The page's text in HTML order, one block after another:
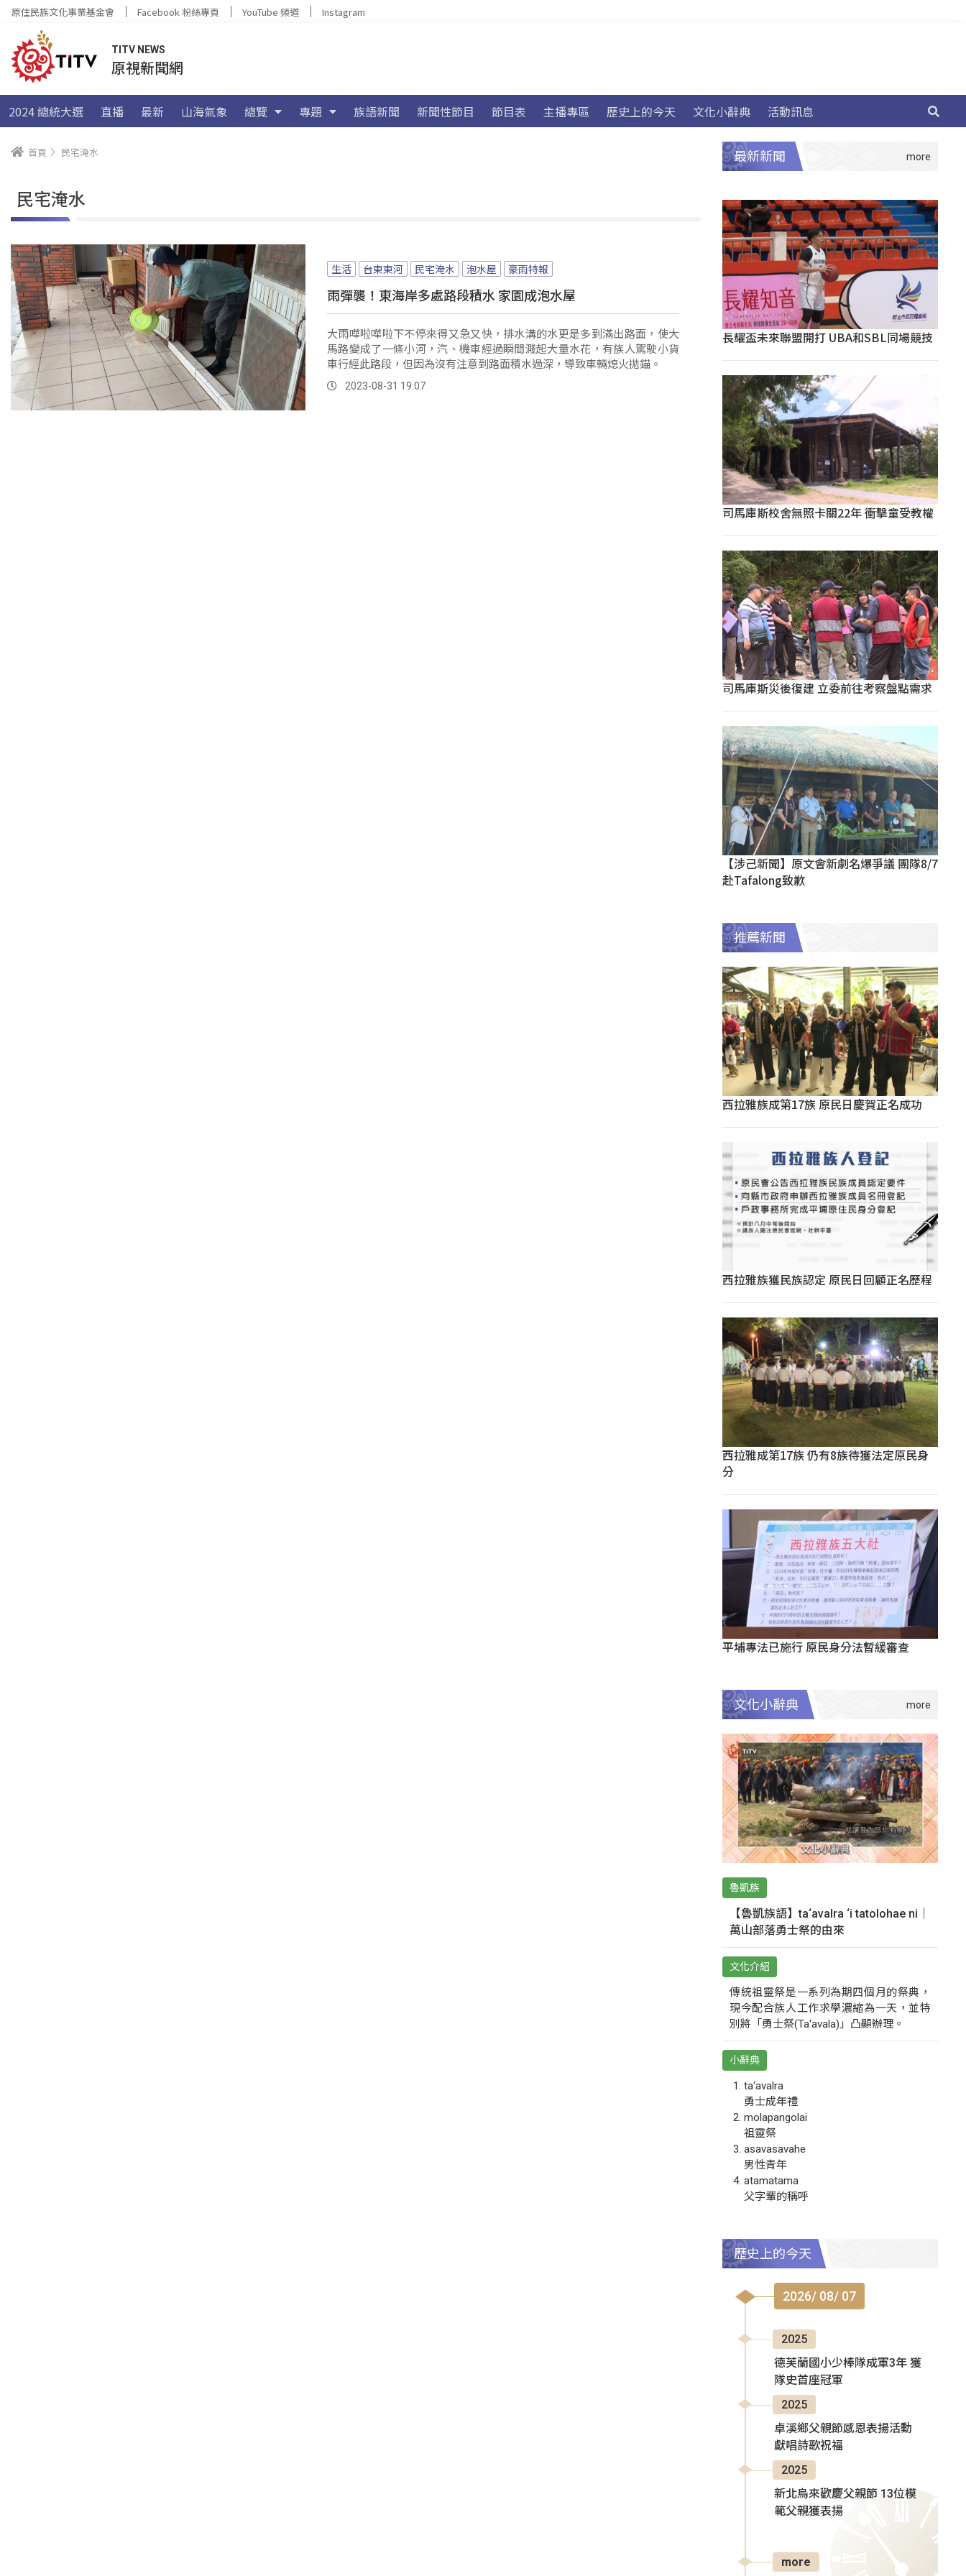
原住民族文化事業基金會 Facebook 粉絲專頁 YouTube 頻道 Instagram
TITV NEWS
原視新聞網
2024 總統大選 直播 最新 山海氣象 總覽 專題 族語新聞 新聞性節目 節目表 主播專區 歷史上的今天 文化小辭典 活動訊息
首頁 民宅淹水
民宅淹水
生活 台東東河 民宅淹水 泡水屋 豪雨特報
雨彈襲！東海岸多處路段積水 家園成泡水屋
大雨嘩啦嘩啦下不停來得又急又快，排水溝的水更是多到滿出路面，使大
馬路變成了一條小河，汽、機車經過瞬間濺起大量水花，有族人駕駛小貨
車行經此路段，但因為沒有注意到路面積水過深，導致車輛熄火拋錨。
2023-08-31 19:07
最新新聞
長耀盃未來聯盟開打 UBA和SBL同場競技
司馬庫斯校舍無照卡關22年 衝擊童受教權
司馬庫斯災後復建 立委前往考察盤點需求
【涉己新聞】原文會新劇名爆爭議 團隊8/7
赴Tafalong致歉
推薦新聞
西拉雅族成第17族 原民日慶賀正名成功
西拉雅族獲民族認定 原民日回顧正名歷程
西拉雅成第17族 仍有8族待獲法定原民身
分
平埔專法已施行 原民身分法暫緩審查
文化小辭典
魯凱族
【魯凱族語】ta‘avalra ‘i tatolohae ni｜
萬山部落勇士祭的由來
文化介紹
傳統祖靈祭是一系列為期四個月的祭典，
現今配合族人工作求學濃縮為一天，並特
別將「勇士祭(Ta‘avala)」凸顯辦理。
小辭典
ta‘avalra
勇士成年禮
molapangolai
祖靈祭
asavasavahe
男性青年
atamatama
父字輩的稱呼
歷史上的今天
2026/ 08/ 07
2025
德芙蘭國小少棒隊成軍3年 獲
隊史首座冠軍
2025
卓溪鄉父親節感恩表揚活動
獻唱詩歌祝福
2025
新北烏來歡慶父親節 13位模
範父親獲表揚
more